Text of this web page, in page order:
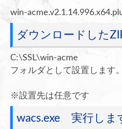
win-
ダウンロードした
C:\SSL\win-acme
フォルダとして設置します。
※設置先は任意です
wacs.exe 実行しま